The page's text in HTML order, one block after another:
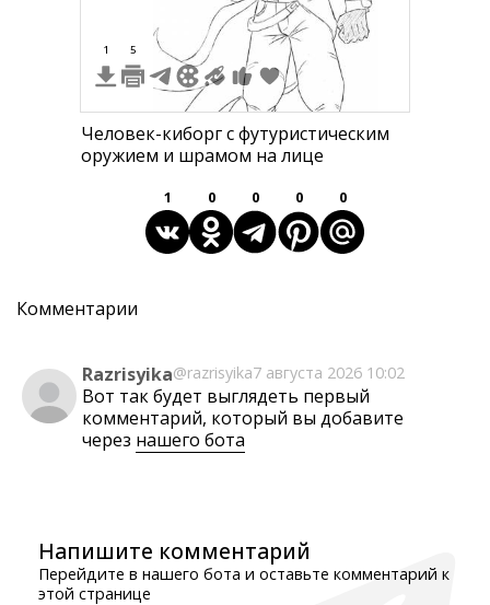
1 5
Человек-киборг с футуристическим
оружием и шрамом на лице
1 0 0 0 0
Комментарии
Razrisyika@razrisyika7 августа 2026 10:02
Вот так будет выглядеть первый
комментарий, который вы добавите
через нашего бота
Напишите комментарий
Перейдите в нашего бота и оставьте комментарий к
этой странице